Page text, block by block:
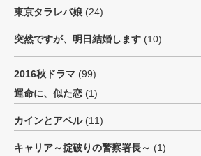
東京タラレバ娘 (24)
突然ですが、明日結婚します (10)
2016秋ドラマ (99)
運命に、似た恋 (1)
カインとアベル(11)
キャリア～掟破りの警察署長～ (1)